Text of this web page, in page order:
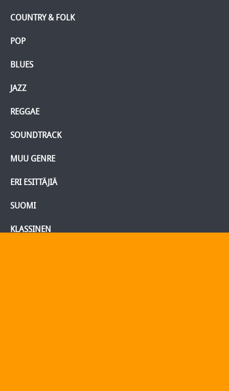
COUNTRY & FOLK
POP
BLUES
JAZZ
REGGAE
SOUNDTRACK
MUU GENRE
ERI ESITTÄJIÄ
SUOMI
KLASSINEN